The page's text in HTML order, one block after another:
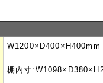
W1200×D400×H400mm
棚内寸